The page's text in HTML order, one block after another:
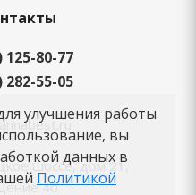
125-80-77
282-55-05
шоссе, дом 21,
40
улучшения работы
вы
данных в
Политикой